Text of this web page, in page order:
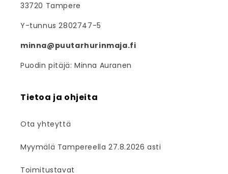
33720 Tampere
Y-tunnus 2802747-5
minna@puutarhurinmaja.fi
Puodin pitäjä: Minna Auranen
Tietoa ja ohjeita
Ota yhteyttä
Myymälä Tampereella 27.8.2026 asti
Toimitustavat